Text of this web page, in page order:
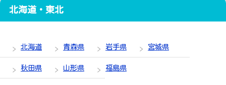
北海道・東北
北海道 青森県 岩手県 宮城県
秋田県 山形県 福島県